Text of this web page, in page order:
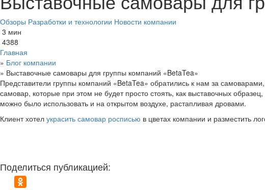
Обзоры Разработки и технологии Новости компании
3 мин
4388
Главная
» Блог компании
» Выставочные самовары для группы компаний «BetaTea»
Представители группы компаний «BetaTea» обратились к нам за
самовар, которые при этом не будет просто стоять, как выставочных
можно было использовать и на открытом воздухе, растапливая дровами.
Клиент хотел украсить самовар росписью в цветах компании и разместить
Поделиться публикацией: